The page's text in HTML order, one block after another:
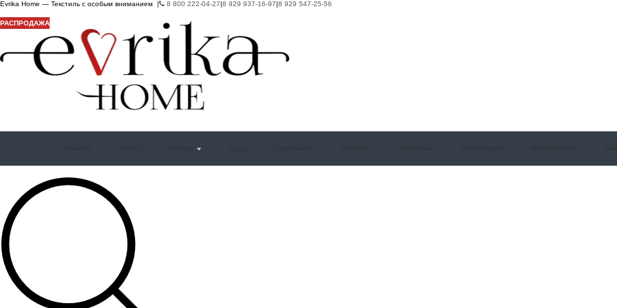
Evrika Home — Текстиль с особым вниманием | 8 800 222-04-27|8 929 937-16-97|8 929 547-25-56
РАСПРОДАЖА
РАСПРОДАЖА
РАСПРОДАЖА
РАСПРОДАЖА
РАСПРОДАЖА